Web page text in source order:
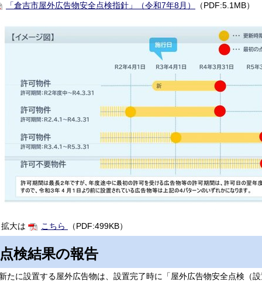
「倉吉市屋外広告物安全点検指針」（令和7年8月） （PDF:5.1MB）
大は こちら （PDF:499KB）
点検結果の報告
たに設置する屋外広告物は、設置完了時に「屋外広告物安全点検（